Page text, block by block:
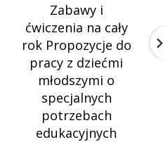
Zabawy i
ćwiczenia na cały
rok Propozycje do
pracy z dziećmi
młodszymi o
specjalnych
potrzebach
edukacyjnych